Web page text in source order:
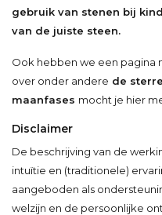
gebruik van stenen bij
van de juiste steen.
Ook hebben we een pagina
over onder andere de
maanfases mocht je hier
Disclaimer
De beschrijving van de
intuïtie en (traditionele)
aangeboden als
welzijn en de persoonlijke